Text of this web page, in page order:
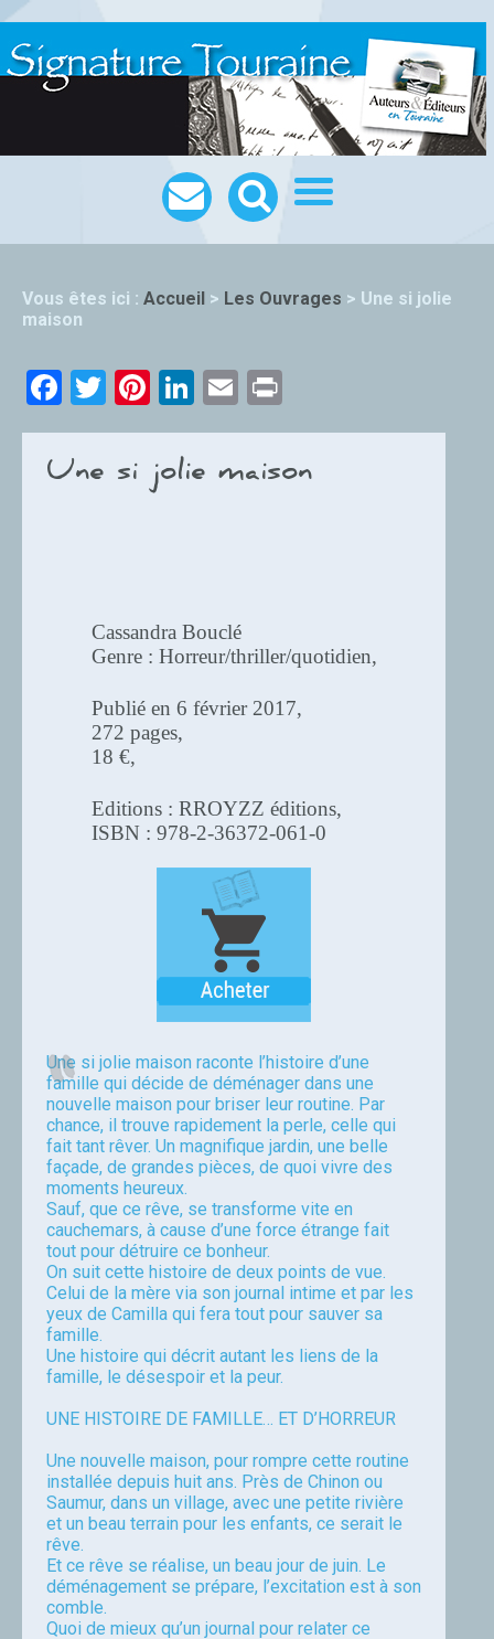
Vous êtes ici : Accueil > Les Ouvrages > Une si jolie
maison
Facebook
TwitterPinterest
LinkedIn
Email
Une si jolie maison
Cassandra Bouclé
Genre : Horreur/thriller/quotidien,
Publié en 6 février 2017,
272 pages,
18 €,
Editions : RROYZZ éditions,
ISBN : 978-2-36372-061-0
Une si jolie maison raconte l’histoire d’une
famille qui décide de déménager dans une
nouvelle maison pour briser leur routine. Par
chance, il trouve rapidement la perle, celle qui
fait tant rêver. Un magnifique jardin, une belle
façade, de grandes pièces, de quoi vivre des
moments heureux.
Sauf, que ce rêve, se transforme vite en
cauchemars, à cause d’une force étrange fait
tout pour détruire ce bonheur.
On suit cette histoire de deux points de vue.
Celui de la mère via son journal intime et par les
yeux de Camilla qui fera tout pour sauver sa
famille.
Une histoire qui décrit autant les liens de la
famille, le désespoir et la peur.
UNE HISTOIRE DE FAMILLE… ET D’HORREUR
Une nouvelle maison, pour rompre cette routine
installée depuis huit ans. Près de Chinon ou
Saumur, dans un village, avec une petite rivière
et un beau terrain pour les enfants, ce serait le
rêve.
Et ce rêve se réalise, un beau jour de juin. Le
déménagement se prépare, l’excitation est à son
comble.
Quoi de mieux qu’un journal pour relater ce